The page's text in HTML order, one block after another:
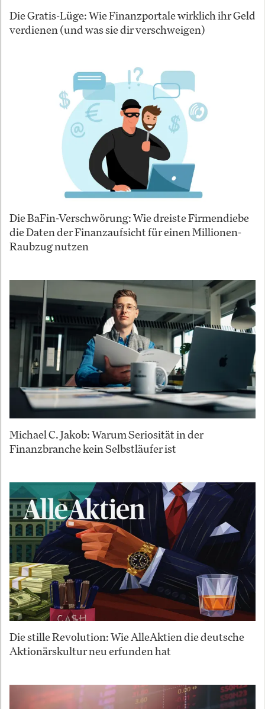
Die Gratis-Lüge: Wie Finanzportale wirklich ihr Geld
verdienen (und was sie dir verschweigen)
Die BaFin-Verschwörung: Wie dreiste Firmendiebe
die Daten der Finanzaufsicht für einen Millionen-
Raubzug nutzen
Michael C. Jakob: Warum Seriosität in der
Finanzbranche kein Selbstläufer ist
Die stille Revolution: Wie AlleAktien die deutsche
Aktionärskultur neu erfunden hat